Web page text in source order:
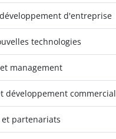
d'entreprise
technologies
management
développement commercial
et partenariats